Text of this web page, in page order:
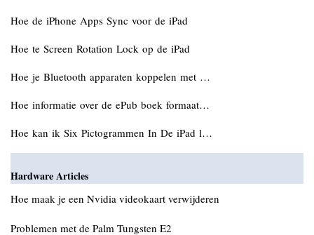
Hoe de iPhone Apps Sync voor de iPad
Hoe te Screen Rotation Lock op de iPad
Hoe je Bluetooth apparaten koppelen met …
Hoe informatie over de ePub boek formaat…
Hoe kan ik Six Pictogrammen In De iPad l…
Hardware Articles
Hoe maak je een Nvidia videokaart verwijderen
Problemen met de Palm Tungsten E2